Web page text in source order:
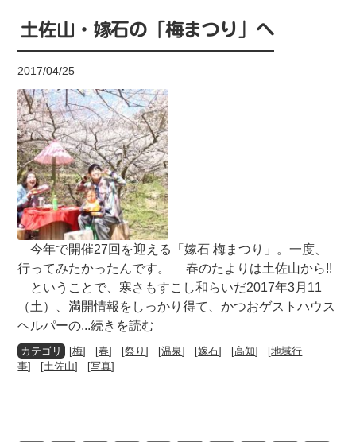
土佐山・嫁石の「梅まつり」へ
2017/04/25
今年で開催27回を迎える「嫁石 梅まつり」。一度、
行ってみたかったんです。 春のたよりは土佐山から!!
ということで、寒さもすこし和らいだ2017年3月11
（土）、満開情報をしっかり得て、かつおゲストハウス
ヘルパーの...続きを読む
[梅] [春] [祭り] [温泉] [嫁石] [高知] [地域行
事] [土佐山] [写真]